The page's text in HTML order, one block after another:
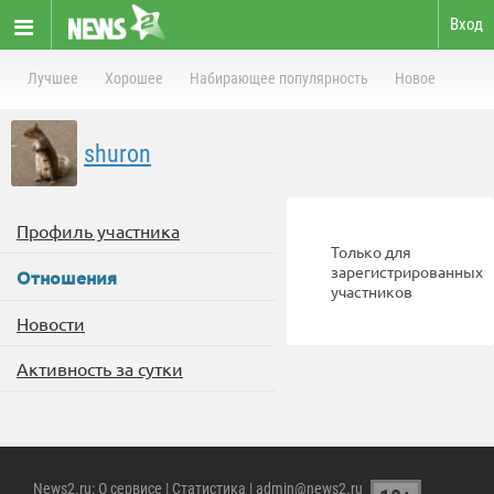
Вход
Лучшее Хорошее Набирающее популярность Новое
shuron
Профиль участника
Отношения
Новости
Активность за сутки
Только для
зарегистрированных
участников
News2.ru: О сервисе | Статистика | admin@news2.ru